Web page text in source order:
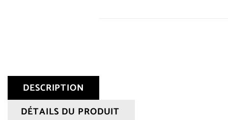
DESCRIPTION
DÉTAILS DU PRODUIT